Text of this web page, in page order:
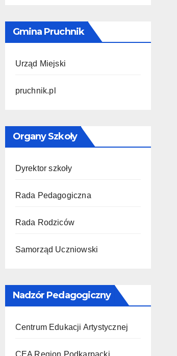
Gmina Pruchnik
Urząd Miejski
pruchnik.pl
Organy Szkoły
Dyrektor szkoły
Rada Pedagogiczna
Rada Rodziców
Samorząd Uczniowski
Nadzór Pedagogiczny
Centrum Edukacji Artystycznej
CEA Region Podkarpacki